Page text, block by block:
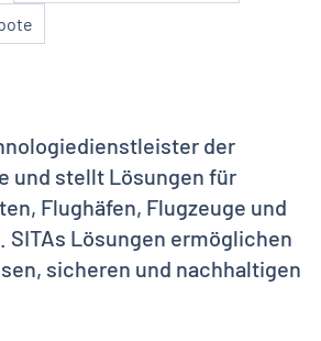
der
und stellt Lösungen für
Flughäfen, Flugzeuge und
SITAs Lösungen ermöglichen
sicheren und nachhaltigen